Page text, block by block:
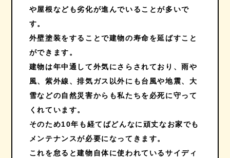
や屋根なども劣化が進んでいることが多いで
す。
外壁塗装をすることで建物の寿命を延ばすこと
ができます。
建物は年中通して外気にさらされており、雨や
風、紫外線、排気ガス以外にも台風や地震、大
雪などの自然災害からも私たちを必死に守って
くれています。
そのため10年も経てばどんなに頑丈なお家でも
メンテナンスが必要になってきます。
これを怠ると建物自体に使われているサイディ